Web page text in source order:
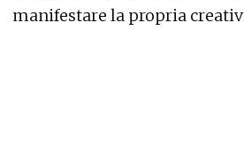
manifestare la propria